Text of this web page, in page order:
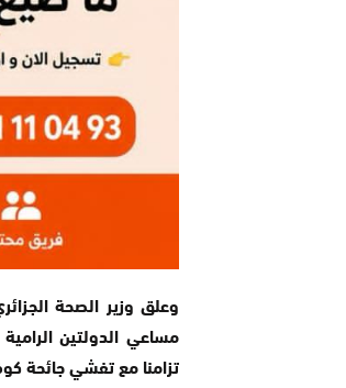
وعلق وزير الصحة
مساعي الدولتين
تزامنا مع تفشي جائحة